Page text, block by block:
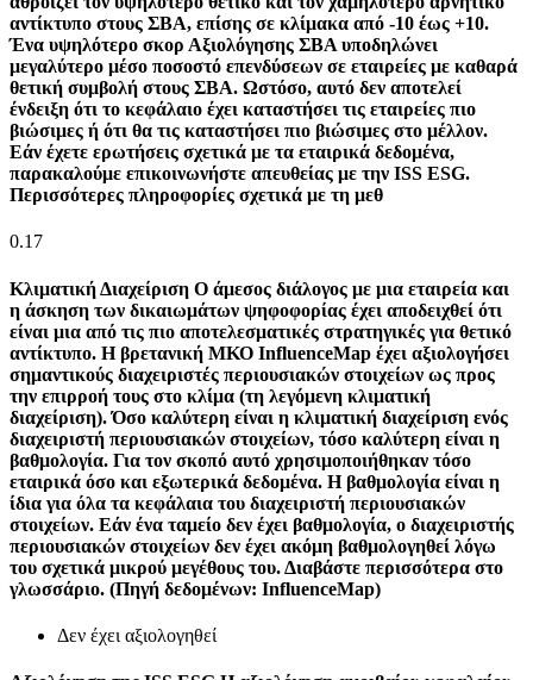
αντίκτυπο στους ΣΒΑ, επίσης σε κλίμακα από -10 έως +10.
Ένα υψηλότερο σκορ Αξιολόγησης ΣΒΑ υποδηλώνει
μεγαλύτερο μέσο ποσοστό επενδύσεων σε εταιρείες με καθαρά
θετική συμβολή στους ΣΒΑ. Ωστόσο, αυτό δεν αποτελεί
ένδειξη ότι το κεφάλαιο έχει καταστήσει τις εταιρείες πιο
βιώσιμες ή ότι θα τις καταστήσει πιο βιώσιμες στο μέλλον.
Εάν έχετε ερωτήσεις σχετικά με τα εταιρικά δεδομένα,
παρακαλούμε επικοινωνήστε απευθείας με την ISS ESG.
Περισσότερες πληροφορίες σχετικά με τη μεθ
0.17
Κλιματική Διαχείριση Ο άμεσος διάλογος με μια εταιρεία και
η άσκηση των δικαιωμάτων ψηφοφορίας έχει αποδειχθεί ότι
είναι μια από τις πιο αποτελεσματικές στρατηγικές για θετικό
αντίκτυπο. Η βρετανική ΜΚΟ InfluenceMap έχει αξιολογήσει
σημαντικούς διαχειριστές περιουσιακών στοιχείων ως προς
την επιρροή τους στο κλίμα (τη λεγόμενη κλιματική
διαχείριση). Όσο καλύτερη είναι η κλιματική διαχείριση ενός
διαχειριστή περιουσιακών στοιχείων, τόσο καλύτερη είναι η
βαθμολογία. Για τον σκοπό αυτό χρησιμοποιήθηκαν τόσο
εταιρικά όσο και εξωτερικά δεδομένα. Η βαθμολογία είναι η
ίδια για όλα τα κεφάλαια του διαχειριστή περιουσιακών
στοιχείων. Εάν ένα ταμείο δεν έχει βαθμολογία, ο διαχειριστής
περιουσιακών στοιχείων δεν έχει ακόμη βαθμολογηθεί λόγω
του σχετικά μικρού μεγέθους του. Διαβάστε περισσότερα στο
γλωσσάριο. (Πηγή δεδομένων: InfluenceMap)
Δεν έχει αξιολογηθεί